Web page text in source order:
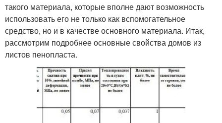
такого материала, которые вполне дают возможность
использовать его не только как вспомогательное
средство, но и в качестве основного материала. Итак,
рассмотрим подробнее основные свойства домов из
листов пенопласта.